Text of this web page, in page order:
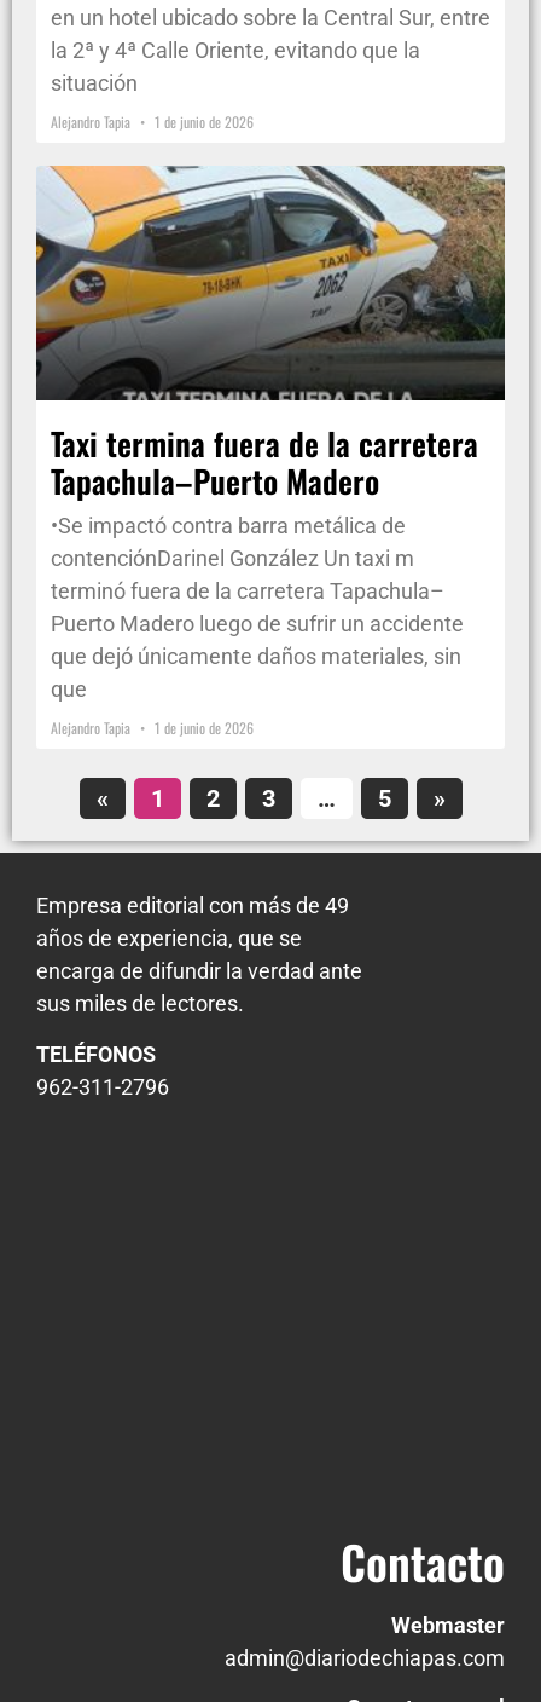
en un hotel ubicado sobre la Central Sur, entre
la 2ª y 4ª Calle Oriente, evitando que la
situación
Alejandro Tapia 1 de junio de 2026
Taxi termina fuera de la carretera
Tapachula–Puerto Madero
•Se impactó contra barra metálica de
contenciónDarinel González Un taxi m
terminó fuera de la carretera Tapachula–
Puerto Madero luego de sufrir un accidente
que dejó únicamente daños materiales, sin
que
Alejandro Tapia 1 de junio de 2026
« 1 2 3 … 5 »
Empresa editorial con más de 49
años de experiencia, que se
encarga de difundir la verdad ante
sus miles de lectores.
TELÉFONOS
962-311-2796
Contacto
Webmaster
admin@diariodechiapas.com